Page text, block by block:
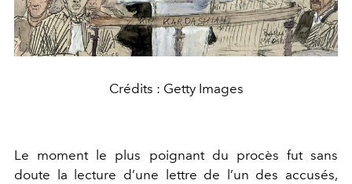
Crédits : Getty Images
Le moment le plus poignant du procès fut sans
doute la lecture d’une lettre de l’un des accusés,